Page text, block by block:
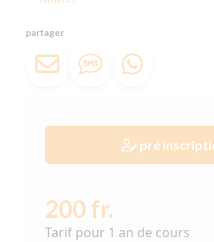
partager
pré
200 fr.
Tarif pour 1 an de cours